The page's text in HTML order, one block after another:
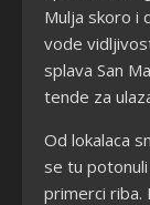
Mulja skoro i
vode
splava San
tende za
Od lokalaca
se tu
primerci riba.